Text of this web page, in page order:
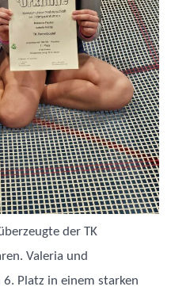
der TK
Valeria und
Platz in einem starken